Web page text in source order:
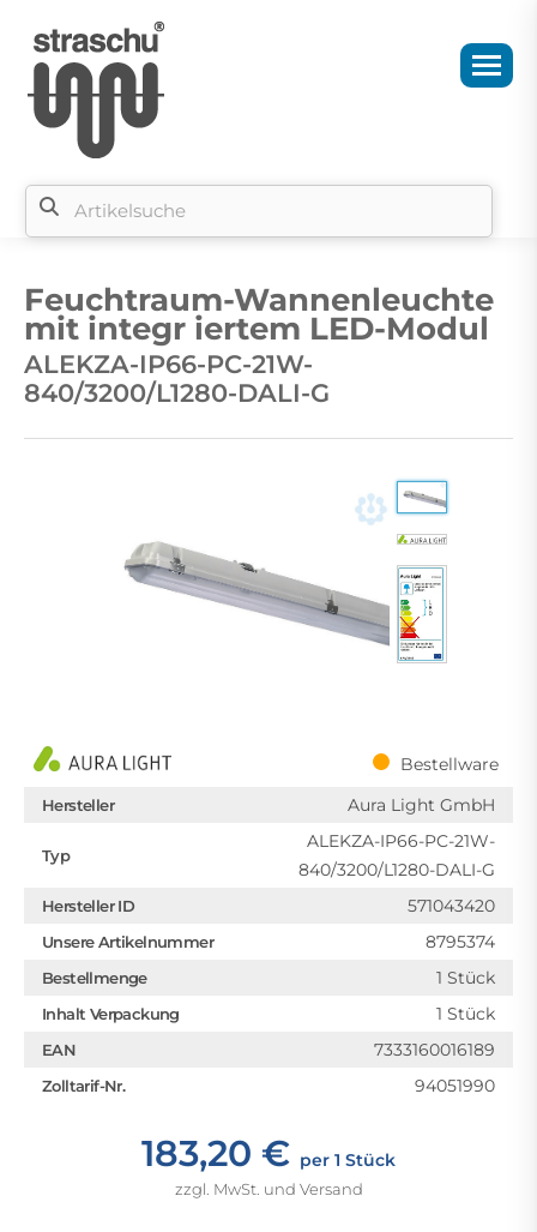
Feuchtraum-Wannenleuchte
mit integr iertem LED-Modul
ALEKZA-IP66-PC-21W-
840/3200/L1280-DALI-G
Bestellware
Hersteller Aura Light GmbH
Typ
ALEKZA-IP66-PC-21W-
840/3200/L1280-DALI-G
Hersteller ID 571043420
Unsere Artikelnummer 8795374
Bestellmenge 1 Stück
Inhalt Verpackung 1 Stück
EAN 7333160016189
Zolltarif-Nr. 94051990
183,20 € per 1 Stück
zzgl. MwSt. und Versand